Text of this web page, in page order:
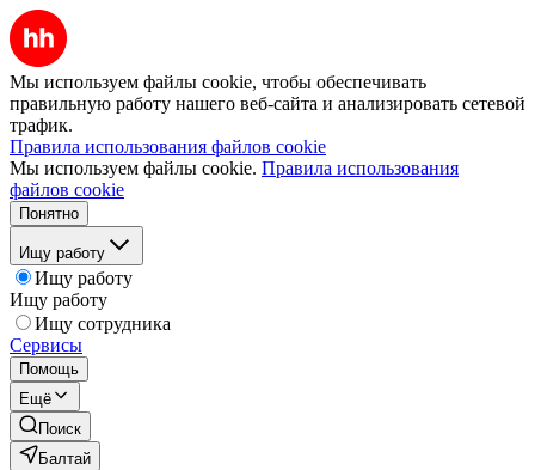
Мы используем файлы cookie, чтобы обеспечивать
правильную работу нашего веб-сайта и анализировать сетевой
трафик.
Правила использования файлов cookie
Мы используем файлы cookie. Правила использования
файлов cookie
Понятно
Ищу работу
Ищу работу
Ищу работу
Ищу сотрудника
Сервисы
Помощь
Ещё
Поиск
Балтай